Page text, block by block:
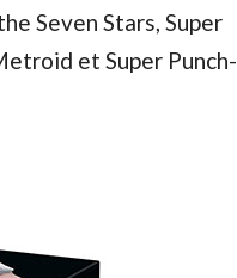
Seven Stars, Super
et Super Punch-